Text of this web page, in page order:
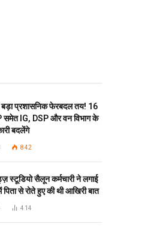
बड़ा प्रशासनिक फेरबदल तय! 16
समेत IG, DSP और वन विभाग के
बदलेंगे
842
स्टूडियो सैलून कर्मचारी ने लगाई
पिता से रोते हुए की थी आखिरी बात
414